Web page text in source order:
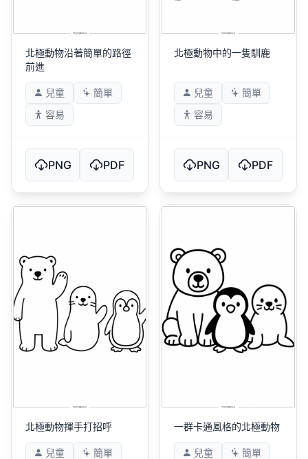
北極動物沿著簡單的路徑
前進
兒童
簡單
容易
PNG PDF
北極動物中的一隻馴鹿
兒童
簡單
容易
PNG PDF
北極動物揮手打招呼
兒童
簡單
一群卡通風格的北極動物
兒童
簡單